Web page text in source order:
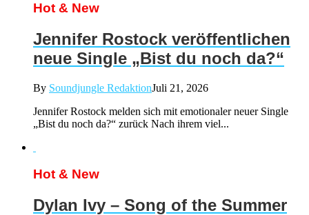
Hot & New
Jennifer Rostock veröffentlichen
neue Single „Bist du noch da?“
By Soundjungle RedaktionJuli 21, 2026
Jennifer Rostock melden sich mit emotionaler neuer Single
„Bist du noch da?“ zurück Nach ihrem viel...
Hot & New
Dylan Ivy – Song of the Summer